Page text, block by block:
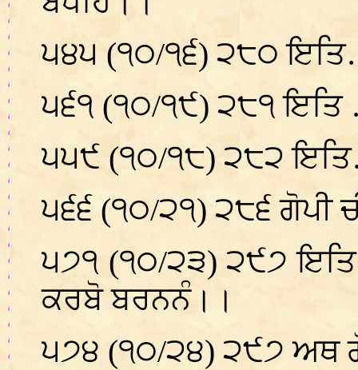
੫੪੫ (੧੦/੧੬) ੨੮੦
੫੬੧ (੧੦/੧੯) ੨੮੧
੫੫੯ (੧੦/੧੮) ੨੮੨
੫੬੬ (੧੦/੨੧) ੨੮੬ ਗੋਪੀ
੫੭੧ (੧੦/੨੩) ੨੯੭
ਕਰਬੋ ਬਰਨਨੰ।।
੫੭੪ (੧੦/੨੪) ੨੯੭ ਅਥ